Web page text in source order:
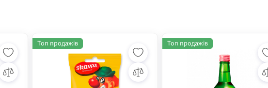
Топ продажів Топ продажів